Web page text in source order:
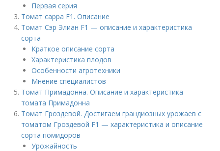
Первая серия
Томат сарра F1. Описание
Томат Сэр Элиан F1 — описание и характеристика
сорта
Краткое описание сорта
Характеристика плодов
Особенности агротехники
Мнение специалистов
Томат Примадонна. Описание и характеристика
томата Примадонна
Томат Гроздевой. Достигаем грандиозных урожаев с
томатом Гроздевой F1 — характеристика и описание
сорта помидоров
Урожайность